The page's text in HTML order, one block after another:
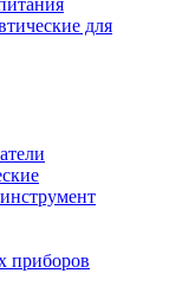
для
приборов